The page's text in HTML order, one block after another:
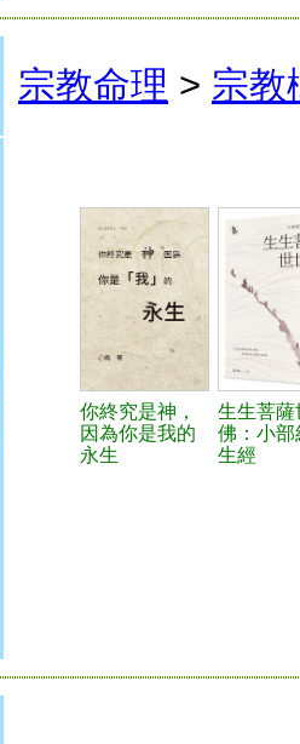
宗教命理 > 宗教
你終究是神，
因為你是我的
永生
生生菩薩
佛：小部
生經